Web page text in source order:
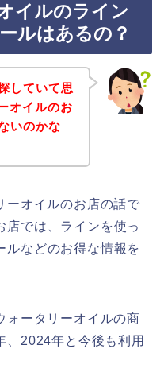
イルのライン
ルはあるの？
していて思
オイルのお
いのかな
ーオイルのお店の話で
店では、ラインを使っ
ルなどのお得な情報を
ォータリーオイルの商
2024年と今後も利用